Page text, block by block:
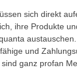
sich direkt
ihre Produkte
und
ganz profan